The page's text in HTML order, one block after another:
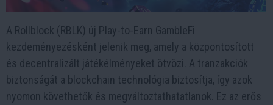
A Rollblock (RBLK) új Play-to-Earn GambleFi
kezdeményezésként jelenik meg, amely a központosított
és decentralizált játékélményeket ötvözi. A tranzakciók
biztonságát a blockchain technológia biztosítja, így azok
nyomon követhetők és megváltoztathatatlanok. Ez az erős